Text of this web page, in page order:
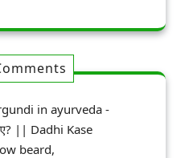
in ayurveda -
|| Dadhi Kase
beard,